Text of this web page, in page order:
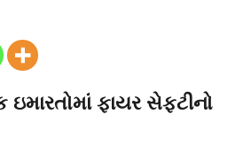
ફાયર સેફ્ટીનો